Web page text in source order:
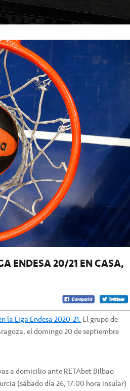
ENDESA 20/21 EN CASA,
la Liga Endesa 2020-21.El grupo de
el domingo 20 de septiembre
a domicilio ante RETAbet Bilbao
(sábado día 26, 17:00 hora insular)